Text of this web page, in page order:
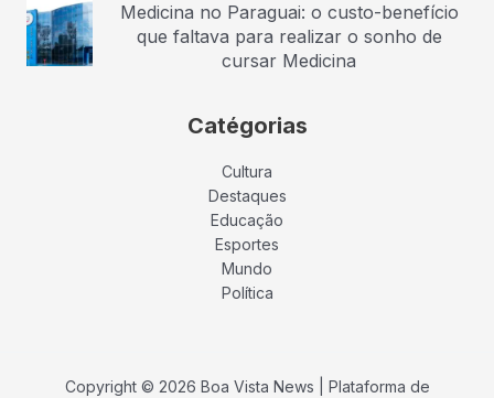
Medicina no Paraguai: o custo-benefício
que faltava para realizar o sonho de
cursar Medicina
Catégorias
Cultura
Destaques
Educação
Esportes
Mundo
Política
Copyright © 2026 Boa Vista News | Plataforma de